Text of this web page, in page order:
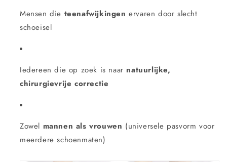
Mensen die teenafwijkingen ervaren door slecht
schoeisel
Iedereen die op zoek is naar natuurlijke,
chirurgievrije correctie
Zowel mannen als vrouwen (universele pasvorm voor
meerdere schoenmaten)